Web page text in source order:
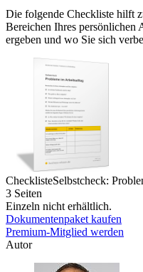
Die folgende Checkliste hilft
Bereichen Ihres persönlichen
ergeben und wo Sie sich
ChecklisteSelbstcheck:
3 Seiten
Einzeln nicht erhältlich.
Dokumentenpaket kaufen
Premium-Mitglied werden
Autor